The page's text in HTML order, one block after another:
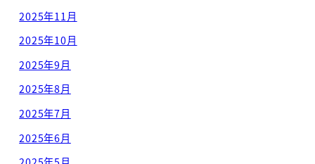
2025年11月
2025年10月
2025年9月
2025年8月
2025年7月
2025年6月